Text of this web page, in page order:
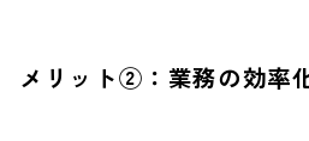
メリット②：業務の効率